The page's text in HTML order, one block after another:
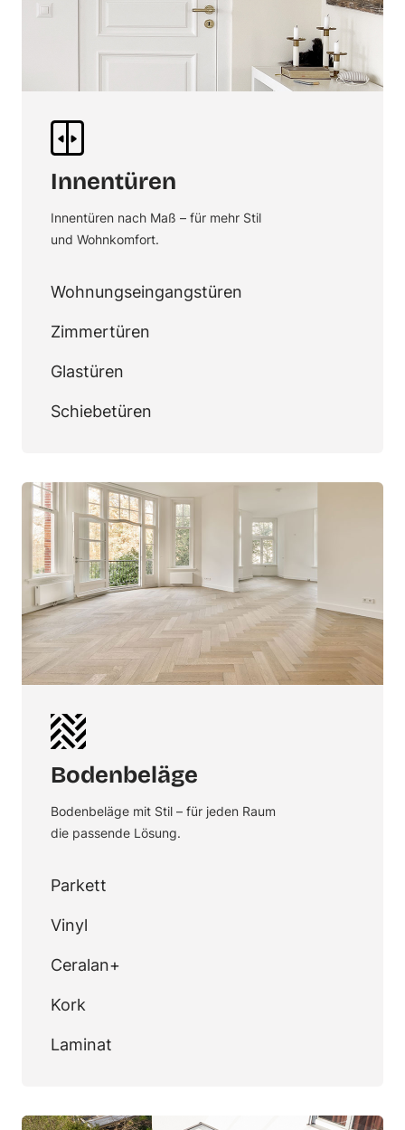
Innentüren
Innentüren nach Maß – für mehr Stil
und Wohnkomfort.
Wohnungseingangstüren
Zimmertüren
Glastüren
Schiebetüren
Bodenbeläge
Bodenbeläge mit Stil – für jeden Raum
die passende Lösung.
Parkett
Vinyl
Ceralan+
Kork
Laminat